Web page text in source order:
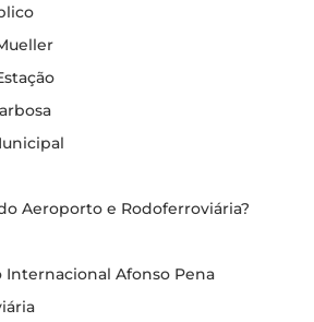
Aeroporto e Rodoferroviária?
Internacional Afonso Pena